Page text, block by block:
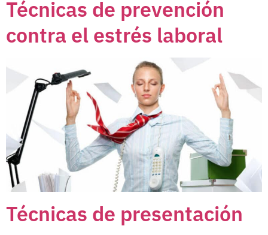
Técnicas de prevención
contra el estrés laboral
Técnicas de presentación